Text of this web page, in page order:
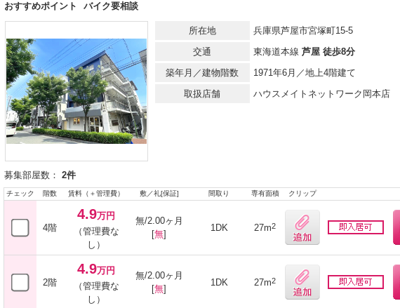
おすすめポイント バイク要相談
所在地
兵庫県芦屋市宮塚町15-5
交通
東海道本線 芦屋 徒歩8分
築年月／建物階数
1971年6月／地上4階建て
取扱店舗
ハウスメイトネットワーク岡本店
募集部屋数： 2件
チェック 階数 賃料（＋管理費） 敷／礼[保証] 間取り 専有面積 クリップ
4階
4.9万円
（管理費な
し）
無/2.00ヶ月
[無]
1DK 27m2
2階
4.9万円
（管理費な
し）
無/2.00ヶ月
[無]
1DK 27m2